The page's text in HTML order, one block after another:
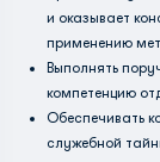
и оказывает
применению
Выполнять
компетенцию
Обеспечивать
служебной